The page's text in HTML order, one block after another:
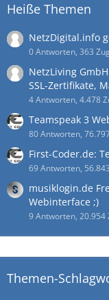
Heiße Themen
NetzDigital.info
0 Antworten, 363
NetzLiving
SSL-Zertifikate,
4 Antworten, 4.478
Teamspeak 3
80 Antworten,
First-Coder.de:
69 Antworten,
musiklogin.de
Webinterface ;)
9 Antworten, 20.954
Themen-